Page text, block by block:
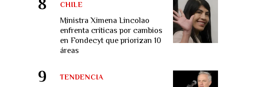
Ministra Ximena Lincolao
enfrenta críticas por cambios
en Fondecyt que priorizan 10
áreas
CHILE
TENDENCIA